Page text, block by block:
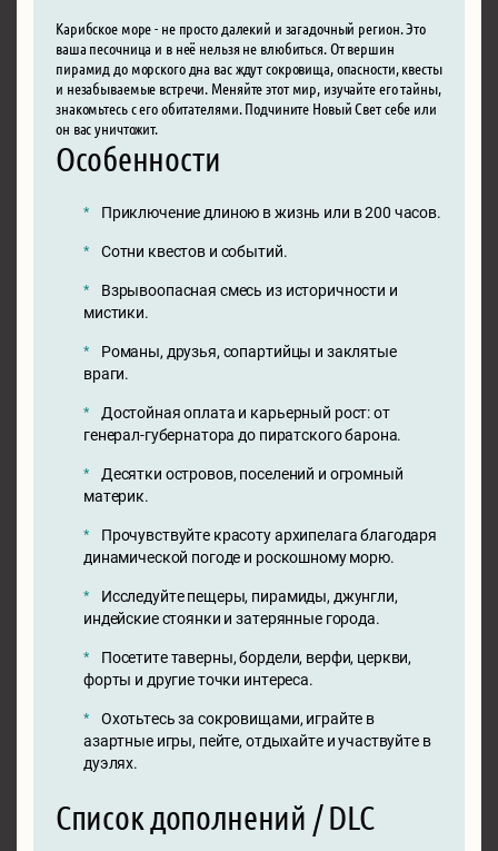
Карибское море - не просто далекий и загадочный регион. Это
ваша песочница и в неё нельзя не влюбиться. От вершин
пирамид до морского дна вас ждут сокровища, опасности, квесты
и незабываемые встречи. Меняйте этот мир, изучайте его тайны,
знакомьтесь с его обитателями. Подчините Новый Свет себе или
он вас уничтожит.
Особенности
Приключение длиною в жизнь или в 200 часов.
Сотни квестов и событий.
Взрывоопасная смесь из историчности и
мистики.
Романы, друзья, сопартийцы и заклятые
враги.
Достойная оплата и карьерный рост: от
генерал-губернатора до пиратского барона.
Десятки островов, поселений и огромный
материк.
Прочувствуйте красоту архипелага благодаря
динамической погоде и роскошному морю.
Исследуйте пещеры, пирамиды, джунгли,
индейские стоянки и затерянные города.
Посетите таверны, бордели, верфи, церкви,
форты и другие точки интереса.
Охотьтесь за сокровищами, играйте в
азартные игры, пейте, отдыхайте и участвуйте в
дуэлях.
Список дополнений / DLC